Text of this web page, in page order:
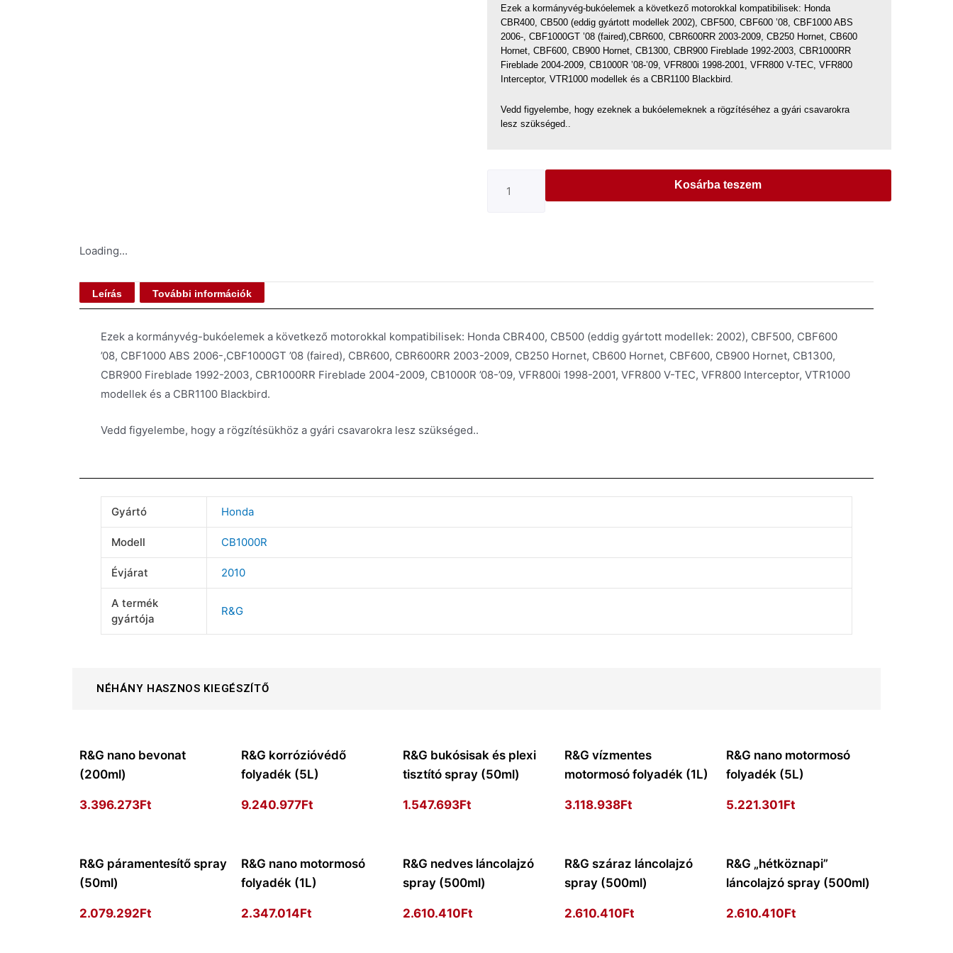
Ezek a kormányvég-bukóelemek a következő motorokkal kompatibilisek: Honda
CBR400, CB500 (eddig gyártott modellek 2002), CBF500, CBF600 ’08, CBF1000 ABS
2006-, CBF1000GT ’08 (faired),CBR600, CBR600RR 2003-2009, CB250 Hornet, CB600
Hornet, CBF600, CB900 Hornet, CB1300, CBR900 Fireblade 1992-2003, CBR1000RR
Fireblade 2004-2009, CB1000R ’08-’09, VFR800i 1998-2001, VFR800 V-TEC, VFR800
Interceptor, VTR1000 modellek és a CBR1100 Blackbird.
Vedd figyelembe, hogy ezeknek a bukóelemeknek a rögzítéséhez a gyári csavarokra
lesz szükséged..
Kosárba teszem
Loading...
Leírás További információk
Ezek a kormányvég-bukóelemek a következő motorokkal kompatibilisek: Honda CBR400, CB500 (eddig gyártott modellek: 2002), CBF500, CBF600
’08, CBF1000 ABS 2006-,CBF1000GT ’08 (faired), CBR600, CBR600RR 2003-2009, CB250 Hornet, CB600 Hornet, CBF600, CB900 Hornet, CB1300,
CBR900 Fireblade 1992-2003, CBR1000RR Fireblade 2004-2009, CB1000R ’08-’09, VFR800i 1998-2001, VFR800 V-TEC, VFR800 Interceptor, VTR1000
modellek és a CBR1100 Blackbird.
Vedd figyelembe, hogy a rögzítésükhöz a gyári csavarokra lesz szükséged..
Gyártó Honda
Modell CB1000R
Évjárat 2010
A termék
gyártója
R&G
NÉHÁNY HASZNOS KIEGÉSZÍTŐ
R&G nano bevonat
(200ml)
3.396.273Ft
R&G korrózióvédő
folyadék (5L)
9.240.977Ft
R&G bukósisak és plexi
tisztító spray (50ml)
1.547.693Ft
R&G vízmentes
motormosó folyadék (1L)
3.118.938Ft
R&G nano motormosó
folyadék (5L)
5.221.301Ft
R&G páramentesítő spray
(50ml)
2.079.292Ft
R&G nano motormosó
folyadék (1L)
2.347.014Ft
R&G nedves láncolajzó
spray (500ml)
2.610.410Ft
R&G száraz láncolajzó
spray (500ml)
2.610.410Ft
R&G „hétköznapi”
láncolajzó spray (500ml)
2.610.410Ft